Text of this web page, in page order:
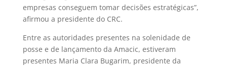
empresas conseguem tomar decisões estratégicas”,
afirmou a presidente do CRC.
Entre as autoridades presentes na solenidade de
posse e de lançamento da Amacic, estiveram
presentes Maria Clara Bugarim, presidente da